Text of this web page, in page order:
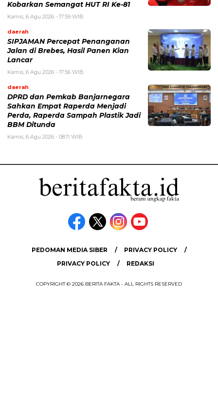
Kobarkan Semangat HUT RI Ke-81
Kamis, 6 Agu 2026 - 17:59 WIB
daerah
SIPJAMAN Percepat Penanganan
Jalan di Brebes, Hasil Panen Kian
Lancar
Kamis, 6 Agu 2026 - 17:56 WIB
daerah
DPRD dan Pemkab Banjarnegara
Sahkan Empat Raperda Menjadi
Perda, Raperda Sampah Plastik Jadi
BBM Ditunda
Kamis, 6 Agu 2026 - 08:11 WIB
PEDOMAN MEDIA SIBER
PRIVACY POLICY
PRIVACY POLICY
REDAKSI
COPYRIGHT © 2026 BERITA FAKTA - ALL RIGHTS RESERVED